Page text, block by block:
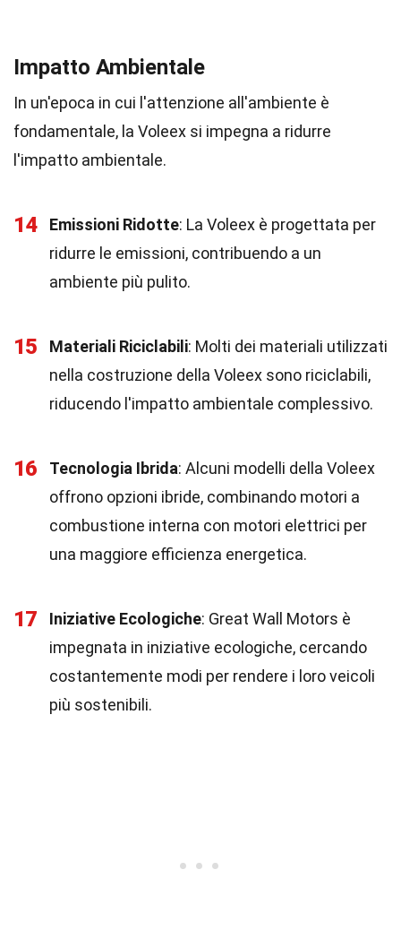
Impatto Ambientale
In un'epoca in cui l'attenzione all'ambiente è
fondamentale, la Voleex si impegna a ridurre
l'impatto ambientale.
14 Emissioni Ridotte: La Voleex è progettata per
ridurre le emissioni, contribuendo a un
ambiente più pulito.
15 Materiali Riciclabili: Molti dei materiali utilizzati
nella costruzione della Voleex sono riciclabili,
riducendo l'impatto ambientale complessivo.
16 Tecnologia Ibrida: Alcuni modelli della Voleex
offrono opzioni ibride, combinando motori a
combustione interna con motori elettrici per
una maggiore efficienza energetica.
17 Iniziative Ecologiche: Great Wall Motors è
impegnata in iniziative ecologiche, cercando
costantemente modi per rendere i loro veicoli
più sostenibili.